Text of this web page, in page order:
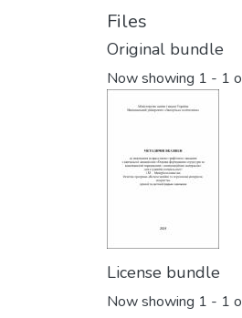
Files
Original bundle
Now showing 1 - 1
License bundle
Now showing 1 - 1